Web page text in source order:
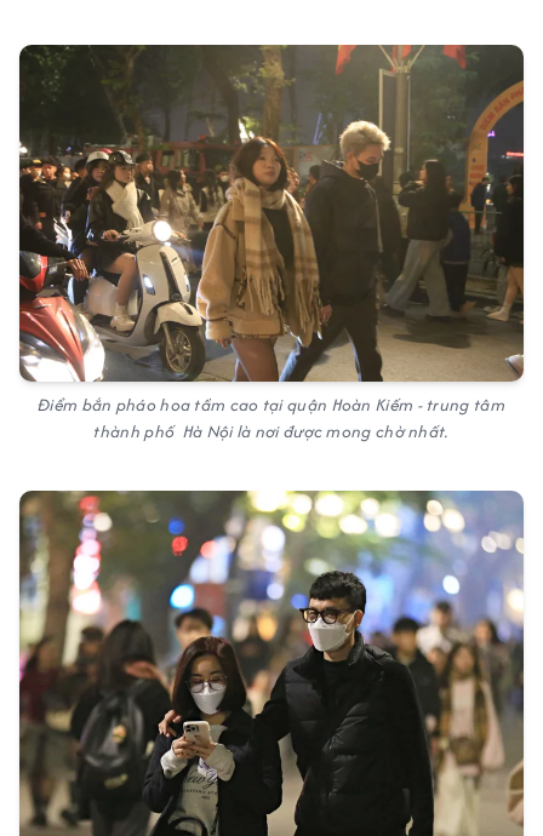
Điểm bắn pháo hoa tầm cao tại quận Hoàn Kiếm - trung tâm
thành phố Hà Nội là nơi được mong chờ nhất.